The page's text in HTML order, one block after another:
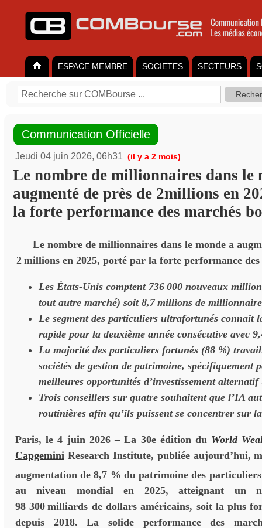
ESPACE MEMBRE SOCIETES SECTEURS
Communication Officielle
Jeudi 04 juin 2026, 06h31 (il y a 2 mois)
Le nombre de millionnaires dans le
augmenté de près de 2millions en
la forte performance des marchés
Le nombre de millionnaires dans le monde a
2 millions en 2025, porté par la forte performance
Les États-Unis comptent 736 000 nouveaux
tout autre marché) soit 8,7 millions de
Le segment des particuliers ultrafortunés connait
rapide pour la deuxième année consécutive avec
La majorité des particuliers fortunés (88 %)
sociétés de gestion de patrimoine, spécifiquement
meilleures opportunités d’investissement alternatif
Trois conseillers sur quatre souhaitent que l’IA
routinières afin qu’ils puissent se concentrer sur
Paris, le 4 juin 2026– La 30e édition du World
Capgemini Research Institute, publiée aujourd’hui,
augmentation de 8,7 % du patrimoine des
au niveau mondial en 2025, atteignant un
98 300 milliards de dollars américains, soit la plus
depuis 2018. La solide performance des